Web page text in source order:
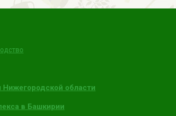
области
в Башкирии